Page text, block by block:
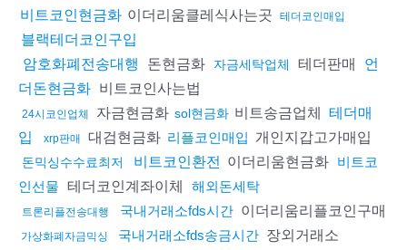
비트코인현금화 이더리움클레식사는곳 테더코인매입
블랙테더코인구입
암호화폐전송대행
돈현금화 자금세탁업체 테더판매
언
더돈현금화 비트코인사는법
24시코인업체 자금현금화 sol현금화 비트송금업체 테더매
입
xrp판매 대검현금화 리플코인매입 개인지갑고가매입
돈믹싱수수료최저 비트코인환전 이더리움현금화 비트코
인선물 테더코인계좌이체 해외돈세탁
트론리플전송대행 국내거래소fds시간 이더리움리플코인구매
가상화폐자금믹싱 국내거래소fds송금시간 장외거래소